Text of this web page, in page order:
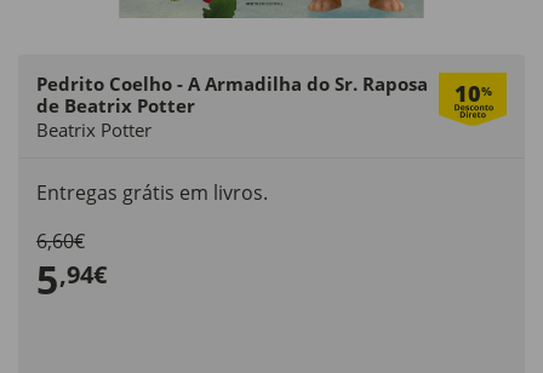
Pedrito Coelho - A Armadilha do Sr. Raposa
de Beatrix Potter
10%
Beatrix Potter
Entregas grátis em livros.
6,60€
5,94€